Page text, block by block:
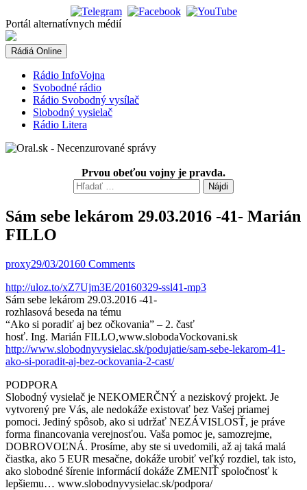
to
content
Portál alternatívnych médií
Rádiá Online
Rádio InfoVojna
Svobodné rádio
Rádio Svobodný vysílač
Slobodný vysielač
Rádio Litera
Prvou obeťou vojny je pravda.
Hľadať:
Sám sebe lekárom 29.03.2016 -41- Marián
FILLO
proxy29/03/20160 Comments
http://uloz.to/xZ7Ujm3E/20160329-ssl41-mp3
Sám sebe lekárom 29.03.2016 -41-
rozhlasová beseda na tému
“Ako si poradiť aj bez očkovania” – 2. časť
hosť. Ing. Marián FILLO,www.slobodaVockovani.sk
http://www.slobodnyvysielac.sk/podujatie/sam-sebe-lekarom-41-
ako-si-poradit-aj-bez-ockovania-2-cast/
PODPORA
Slobodný vysielač je NEKOMERČNÝ a neziskový projekt. Je
vytvorený pre Vás, ale nedokáže existovať bez Vašej priamej
pomoci. Jediný spôsob, ako si udržať NEZÁVISLOSŤ, je práve
forma financovania verejnosťou. Vaša pomoc je, samozrejme,
DOBROVOĽNÁ. Prosíme, aby ste si uvedomili, až aj taká malá
čiastka, ako 5 EUR mesačne, dokáže urobiť veľký rozdiel, tak isto,
ako slobodné šírenie informácií dokáže ZMENIŤ spoločnosť k
lepšiemu… www.slobodnyvysielac.sk/podpora/